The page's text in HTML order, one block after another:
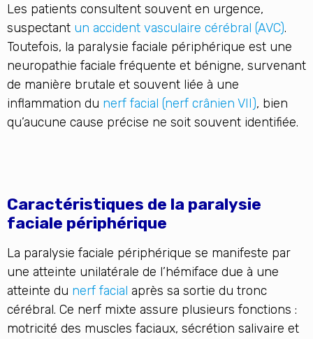
Les patients consultent souvent en urgence,
suspectant un accident vasculaire cérébral (AVC).
Toutefois, la paralysie faciale périphérique est une
neuropathie faciale fréquente et bénigne, survenant
de manière brutale et souvent liée à une
inflammation du nerf facial (nerf crânien VII), bien
qu’aucune cause précise ne soit souvent identifiée.
Caractéristiques de la paralysie
faciale périphérique
La paralysie faciale périphérique se manifeste par
une atteinte unilatérale de l’hémiface due à une
atteinte du nerf facial après sa sortie du tronc
cérébral. Ce nerf mixte assure plusieurs fonctions :
motricité des muscles faciaux, sécrétion salivaire et